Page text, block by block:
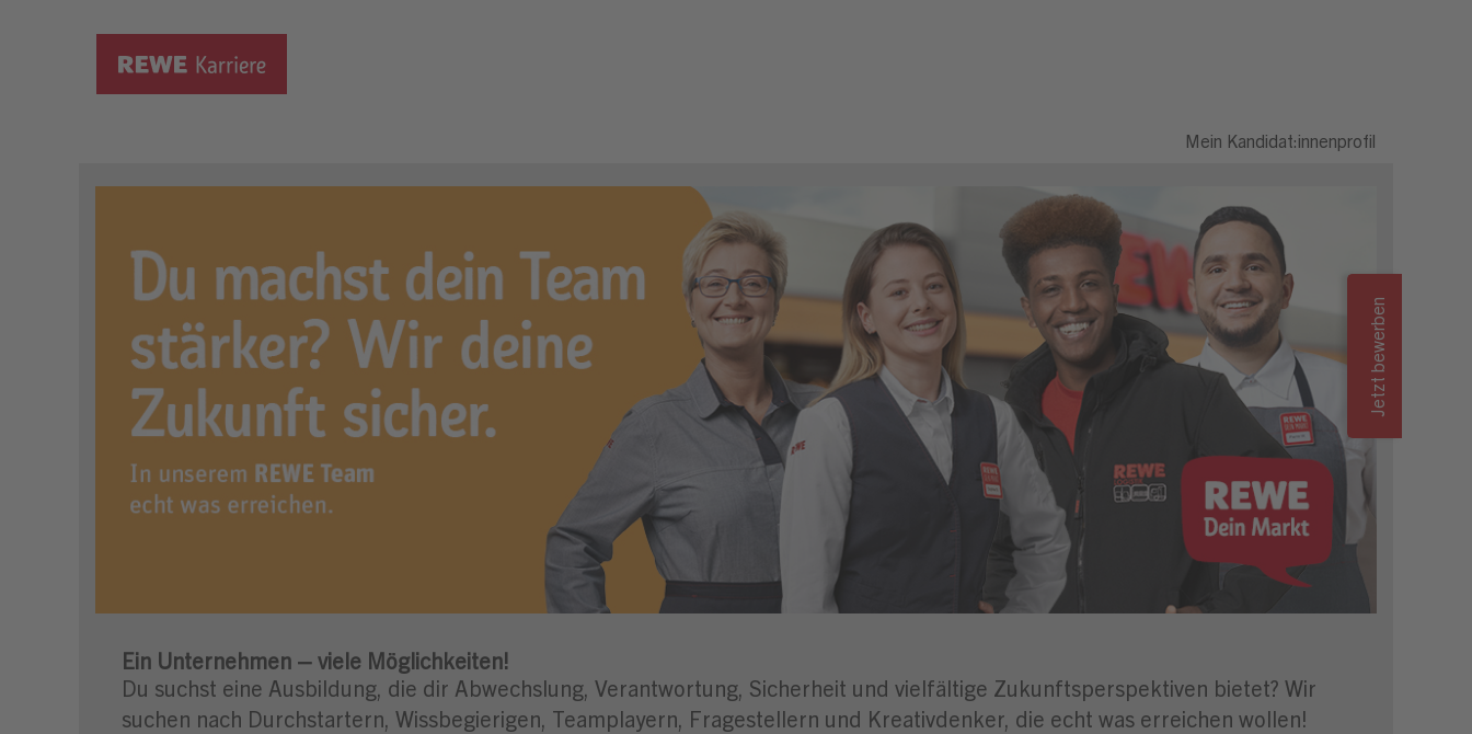
Mein Kandidat:innenprofil
Ausbildung zum Fleischereifachverkäufer (m/w/d)
Ein Unternehmen – viele Möglichkeiten!
Du suchst eine Ausbildung, die dir Abwechslung, Verantwortung, Sicherheit und vielfältige Zukunftsperspektiven bietet? Wir
suchen nach Durchstartern, Wissbegierigen, Teamplayern, Fragestellern und Kreativdenker, die echt was erreichen wollen!